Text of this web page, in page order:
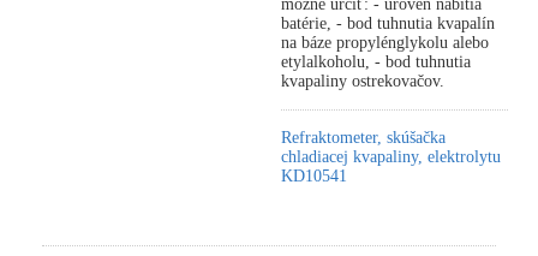
možné určiť: - úroveň nabitia
batérie, - bod tuhnutia kvapalín
na báze propylénglykolu alebo
etylalkoholu, - bod tuhnutia
kvapaliny ostrekovačov.
Refraktometer, skúšačka
chladiacej kvapaliny, elektrolytu
KD10541